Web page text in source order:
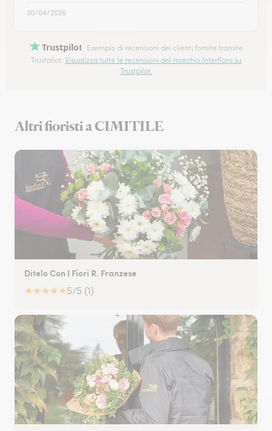
30/04/2026
Trustpilot
Esempio di recensioni dei clienti fornite tramite
Trustpilot. Visualizza tutte le recensioni del marchio Interflora su
Trustpilot.
Altri fioristi a CIMITILE
Ditelo Con I Fiori R. Franzese
★★★★★5/5 (1)